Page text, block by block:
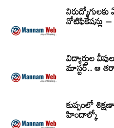
నోటిఫికేషన్లు
విద్యార్ధుల
మాస్టర్.. ఆ
కుప్పంలో
హిందాల్కో